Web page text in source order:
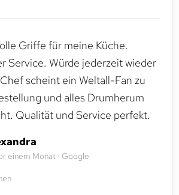
Griffe für meine Küche.
Service. Würde jederzeit wieder
scheint ein Weltall-Fan zu
und alles Drumherum
Qualität und Service perfekt.
einem Monat · Google